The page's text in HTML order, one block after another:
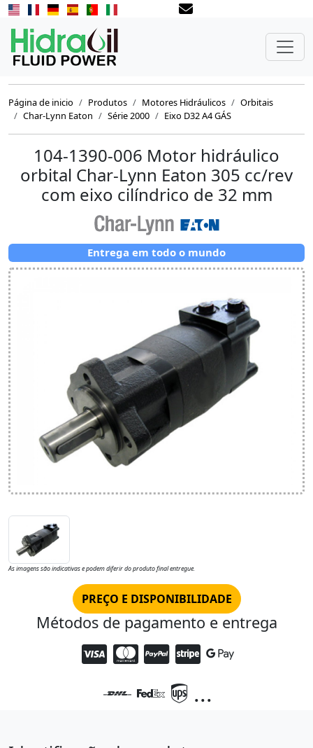
Página de inicio Produtos Motores Hidráulicos
Orbitais
Char-Lynn Eaton
Série 2000 Eixo D32 A4 GÁS
104-1390-006 Motor hidráulico
orbital Char-Lynn Eaton 305 cc/rev
com eixo cilíndrico de 32 mm
Entrega em todo o mundo
As imagens são indicativas e podem diferir do produto final entregue.
PREÇO E DISPONIBILIDADE
Métodos de pagamento e entrega
...